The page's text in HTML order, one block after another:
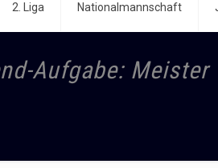
2. Liga Nationalmannschaft
Aufgabe: